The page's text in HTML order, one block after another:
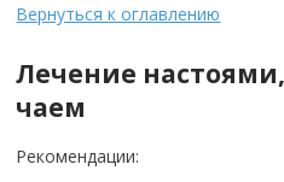
Вернуться к оглавлению
Лечение
чаем
Рекомендации: